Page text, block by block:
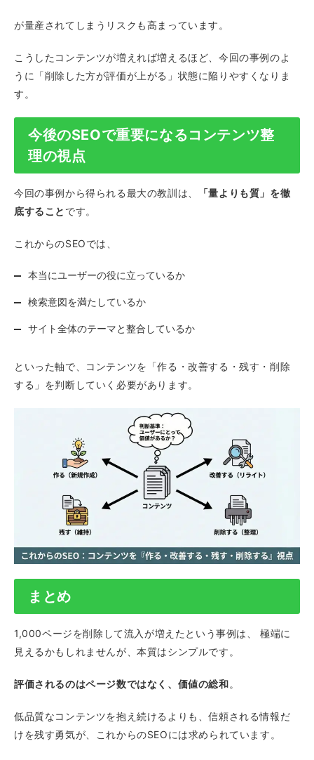
が量産されてしまうリスクも高まっています。
こうしたコンテンツが増えれば増えるほど、今回の事例のよ
うに「削除した方が評価が上がる」状態に陥りやすくなりま
す。
今後のSEOで重要になるコンテンツ整
理の視点
今回の事例から得られる最大の教訓は、
「量よりも質」を徹
底すること です。
これからのSEOでは、
本当にユーザーの役に立っているか
検索意図を満たしているか
サイト全体のテーマと整合しているか
といった軸で、コンテンツを「作る・改善する・残す・削除
する」を判断していく必要があります。
まとめ
1,000ページを削除して流入が増えたという事例は、 極端に
見えるかもしれませんが、本質はシンプルです。
評価されるのはページ数ではなく、価値の総和。
低品質なコンテンツを抱え続けるよりも、信頼される情報だ
けを残す勇気が、これからのSEOには求められています。